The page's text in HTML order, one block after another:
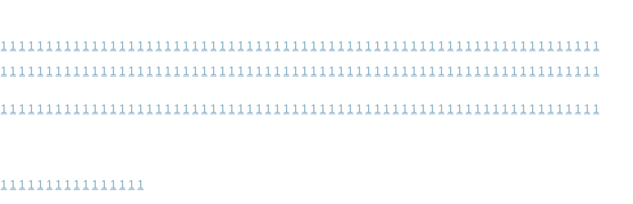
1 1 1 1 1 1 1 1 1 1 1 1 1 1 1 1 1 1 1 1 1 1 1 1 1 1 1 1 1 1 1 1 1 1 1 1 1 1 1 1 1 1 1 1 1 1 1 1 1 1 1 1 1 1 1 1 1 1 1 1 1 1 1 1 1 1
1 1 1 1 1 1 1 1 1 1 1 1 1 1 1 1 1 1 1 1 1 1 1 1 1 1 1 1 1 1 1 1 1 1 1 1 1 1 1 1 1 1 1 1 1 1 1 1 1 1 1 1 1 1 1 1 1 1 1 1 1 1 1 1 1 1
1 1 1 1 1 1 1 1 1 1 1 1 1 1 1 1 1 1 1 1 1 1 1 1 1 1 1 1 1 1 1 1 1 1 1 1 1 1 1 1 1 1 1 1 1 1 1 1 1 1 1 1 1 1 1 1 1 1 1 1 1 1 1 1 1 1
1 1 1 1 1 1 1 1 1 1 1 1 1 1 1 1